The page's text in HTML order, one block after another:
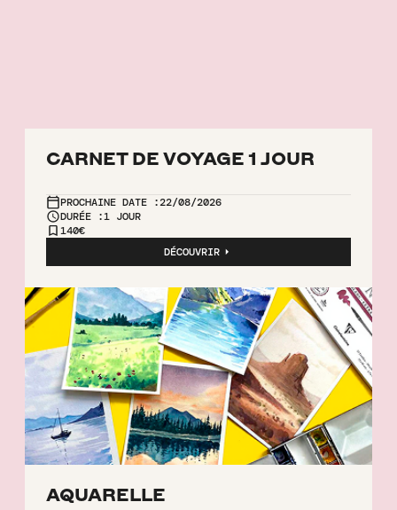
CARNET DE VOYAGE 1 JOUR
PROCHAINE DATE :22/08/2026
DURÉE :1 JOUR
140€
DÉCOUVRIR
AQUARELLE